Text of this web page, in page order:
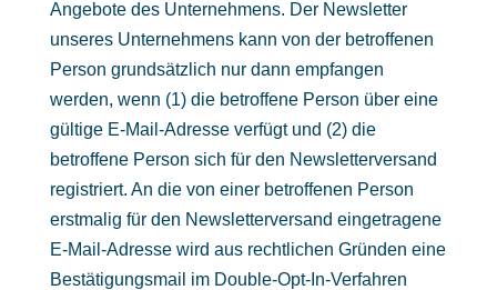
Angebote des Unternehmens. Der Newsletter
unseres Unternehmens kann von der betroffenen
Person grundsätzlich nur dann empfangen
werden, wenn (1) die betroffene Person über eine
gültige E-Mail-Adresse verfügt und (2) die
betroffene Person sich für den Newsletterversand
registriert. An die von einer betroffenen Person
erstmalig für den Newsletterversand eingetragene
E-Mail-Adresse wird aus rechtlichen Gründen eine
Bestätigungsmail im Double-Opt-In-Verfahren